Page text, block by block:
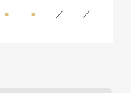
● ● ／ ／